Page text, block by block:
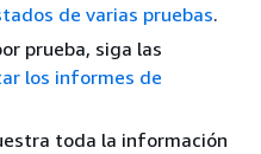
de varias pruebas.
prueba, siga las
los informes de
toda la información